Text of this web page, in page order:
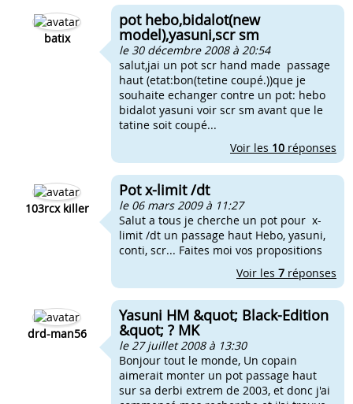
batix
pot hebo,bidalot(new
model),yasuni,scr sm
le 30 décembre 2008 à 20:54
salut,jai un pot scr hand made passage
haut (etat:bon(tetine coupé.))que je
souhaite echanger contre un pot: hebo
bidalot yasuni voir scr sm avant que le
tatine soit coupé...
Voir les 10 réponses
103rcx killer
Pot x-limit /dt
le 06 mars 2009 à 11:27
Salut a tous je cherche un pot pour x-
limit /dt un passage haut Hebo, yasuni,
conti, scr... Faites moi vos propositions
Voir les 7 réponses
drd-man56
Yasuni HM &quot; Black-Edition
&quot; ? MK
le 27 juillet 2008 à 13:30
Bonjour tout le monde, Un copain
aimerait monter un pot passage haut
sur sa derbi extrem de 2003, et donc j'ai